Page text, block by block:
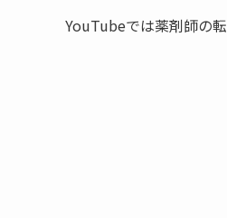
YouTubeでは薬剤師の